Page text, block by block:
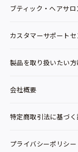
ブティック・ヘアサロ
カスタマーサポート
製品を取り扱いたい方
会社概要
特定商取引法に基づく
プライバシーポリシー